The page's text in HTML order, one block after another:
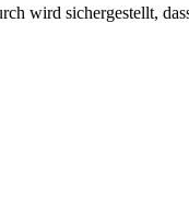
wird sichergestellt,